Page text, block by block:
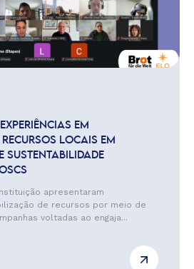
EM
LOCAIS EM
SUSTENTABILIDADE
apresentaram
de recursos por meio de
voltadas ao engaja...